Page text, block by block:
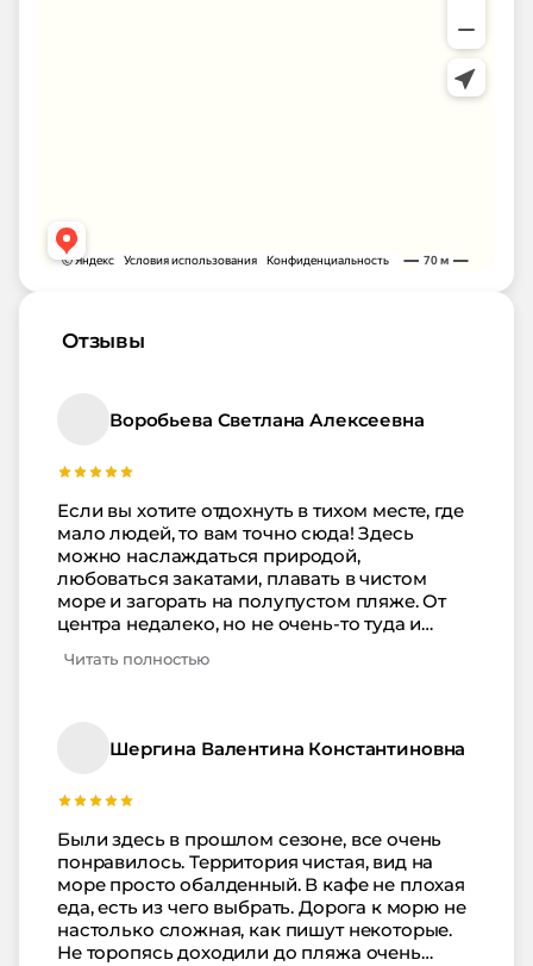
Отзывы
Воробьева Светлана Алексеевна
Если вы хотите отдохнуть в тихом месте, где
мало людей, то вам точно сюда! Здесь
можно наслаждаться природой,
любоваться закатами, плавать в чистом
море и загорать на полупустом пляже. От
центра недалеко, но не очень-то туда и
без неприятного запаха, без плесени и
дорогу рядом с отелем, вокруг тихо и
совсем не слышно, как ходят поезда. В кафе
здесь вечером не подают утренние объедки,
как делают во многих заведениях. В
следующий отпуск мы снова к вам.
Читать полностью
Шергина Валентина Константиновна
Были здесь в прошлом сезоне, все очень
понравилось. Территория чистая, вид на
море просто обалденный. В кафе не плохая
еда, есть из чего выбрать. Дорога к морю не
настолько сложная, как пишут некоторые.
Не торопясь доходили до пляжа очень